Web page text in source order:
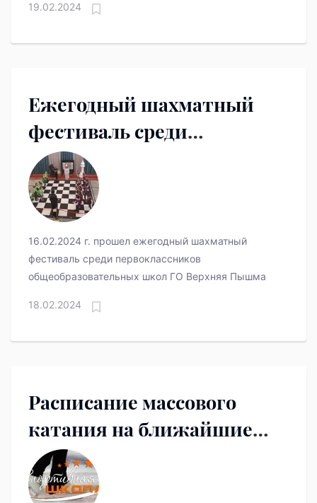
19.02.2024
Ежегодный шахматный
фестиваль среди
первоклассников
16.02.2024 г. прошел ежегодный шахматный
фестиваль среди первоклассников
общеобразовательных школ ГО Верхняя Пышма
18.02.2024
Расписание массового
катания на ближайшие
выходные